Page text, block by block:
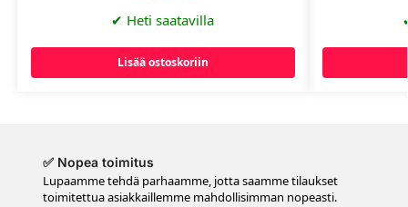
✔ Heti saatavilla
Lisää ostoskoriin
✅ Nopea toimitus
Lupaamme tehdä parhaamme, jotta saamme tilaukset
toimitettua asiakkaillemme mahdollisimman nopeasti.